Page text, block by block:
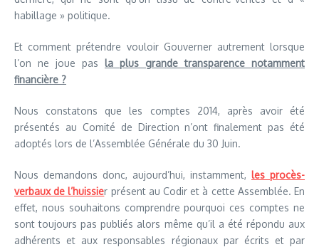
habillage » politique.
Et comment prétendre vouloir Gouverner autrement lorsque
l’on ne joue pas la plus grande transparence notamment
financière ?
Nous constatons que les comptes 2014, après avoir été
présentés au Comité de Direction n’ont finalement pas été
adoptés lors de l’Assemblée Générale du 30 Juin.
Nous demandons donc, aujourd’hui, instamment, les procès-
verbaux de l’huissier présent au Codir et à cette Assemblée. En
effet, nous souhaitons comprendre pourquoi ces comptes ne
sont toujours pas publiés alors même qu’il a été répondu aux
adhérents et aux responsables régionaux par écrits et par